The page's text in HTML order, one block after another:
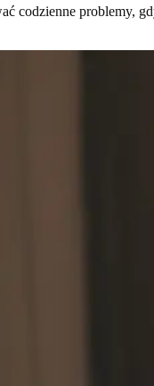
codzienne problemy,